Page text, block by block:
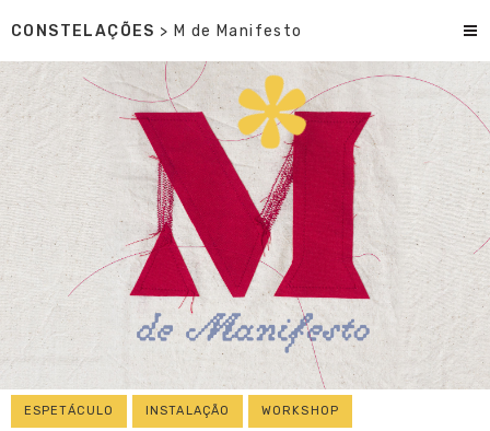
CONSTELAÇÕES > M de Manifesto
ESPETÁCULO INSTALAÇÃO WORKSHOP